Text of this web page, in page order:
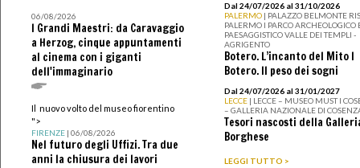
06/08/2026
I Grandi Maestri: da Caravaggio
a Herzog, cinque appuntamenti
al cinema con i giganti
dell'immaginario
Il nuovo volto del museo fiorentino
">
FIRENZE| 06/08/2026
Nel futuro degli Uffizi. Tra due
anni la chiusura dei lavori
Dal 24/07/2026 al 31/10/2026
PALERMO | PALAZZO BELMONTE
PALERMO I PARCO ARCHEOLOGICO
PAESAGGISTICO VALLE DEI TEMPLI -
AGRIGENTO
Botero. L’incanto del Mito I
Botero. Il peso dei sogni
Dal 24/07/2026 al 31/01/2027
LECCE | LECCE – MUSEO MUST I
– GALLERIA NAZIONALE DI
Tesori nascosti della
Borghese
LEGGI TUTTO >